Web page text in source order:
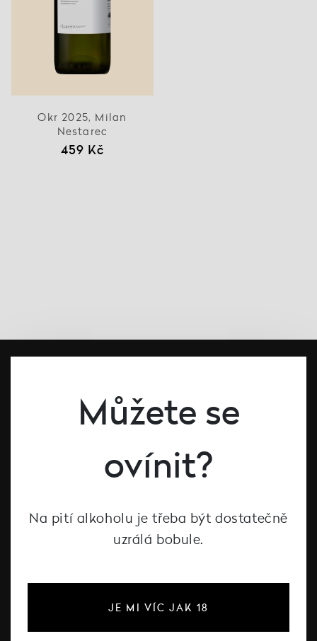
Okr 2025, Milan
Nestarec
459 Kč
Bílé víno
Vína Decanté Wines
Katalog vinařů
Můžete se
ovínit?
Na pití alkoholu je třeba být dostatečně
uzrálá bobule.
JE MI VÍC JAK 18